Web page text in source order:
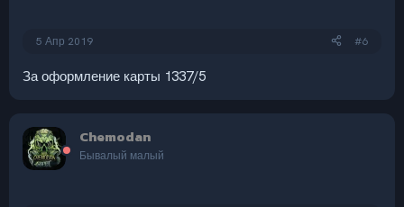
5 Апр 2019 #6
За оформление карты 1337/5
Chemodan
Бывалый малый